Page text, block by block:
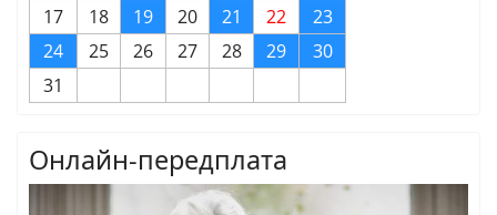
17
18 19 20 21 22
23
24
25 26 27 28 29
30
31
Онлайн-передплата